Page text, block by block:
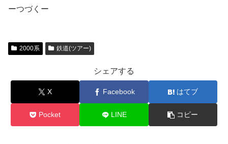
ーつづくー
2000系 鉄道(ツアー)
シェアする
X Facebook はてブ
Pocket LINE コピー